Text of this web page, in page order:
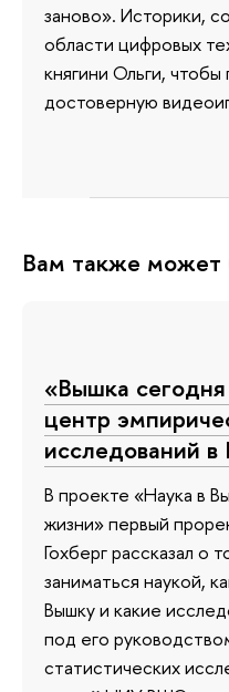
заново». Историки,
области цифровых
княгини Ольги,
достоверную
Вам также может
«Вышка
центр
исследований в
В проекте «Наука в
жизни» первый
Гохберг рассказал о
заниматься наукой,
Вышку и какие
под его
статистических